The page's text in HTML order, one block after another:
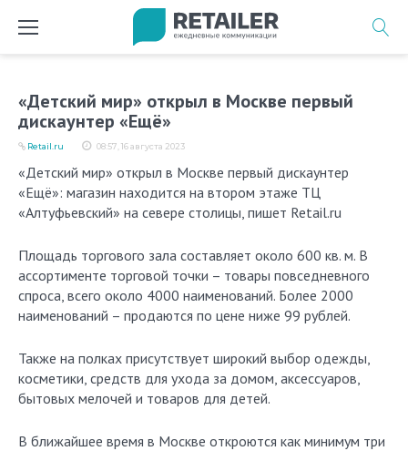
«Детский мир» открыл в Москве первый
дискаунтер «Ещё»
08:57, 16 августа 2023
Retail.ru
«Детский мир» открыл в Москве первый дискаунтер
«Ещё»: магазин находится на втором этаже ТЦ
«Алтуфьевский» на севере столицы, пишет Retail.ru
Площадь торгового зала составляет около 600 кв. м. В
ассортименте торговой точки – товары повседневного
спроса, всего около 4000 наименований. Более 2000
наименований – продаются по цене ниже 99 рублей.
Также на полках присутствует широкий выбор одежды,
косметики, средств для ухода за домом, аксессуаров,
бытовых мелочей и товаров для детей.
В ближайшее время в Москве откроются как минимум три